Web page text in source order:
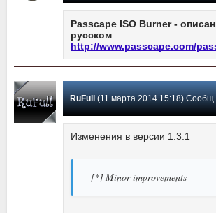
Passcape ISO Burner -
русском
http://www.passcape.com/
RuFull (11 марта 2014 15:18) Сообщение #1
Изменения в версии 1.3.1
[*] Minor improvements